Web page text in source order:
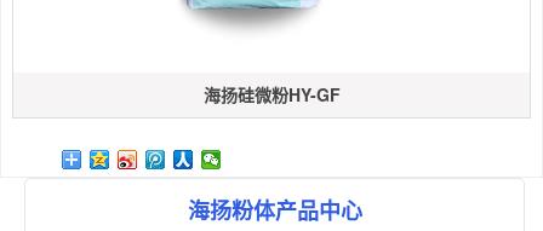
海扬硅微粉HY-GF
海扬粉体产品中心